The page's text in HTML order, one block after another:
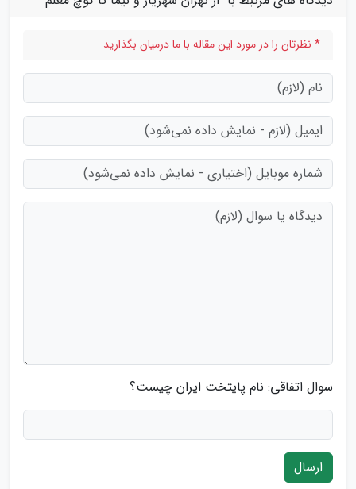
* نظرتان را در مورد این مقاله با ما درمیان بگذارید
سوال اتفاقی: نام پایتخت ایران چیست؟
ارسال